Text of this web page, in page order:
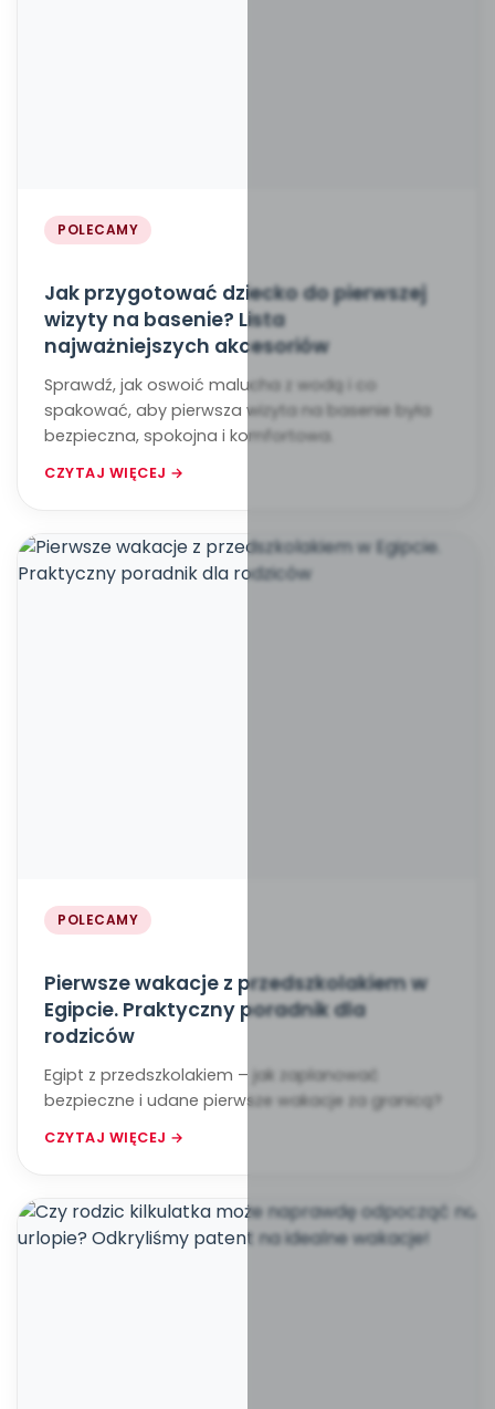
POLECAMY
Jak przygotować dziecko do pierwszej
wizyty na basenie? Lista
najważniejszych akcesoriów
Sprawdź, jak oswoić malucha z wodą i co
spakować, aby pierwsza wizyta na basenie była
bezpieczna, spokojna i komfortowa.
CZYTAJ WIĘCEJ →
POLECAMY
Pierwsze wakacje z przedszkolakiem w
Egipcie. Praktyczny poradnik dla
rodziców
Egipt z przedszkolakiem – jak zaplanować
bezpieczne i udane pierwsze wakacje za granicą?
CZYTAJ WIĘCEJ →